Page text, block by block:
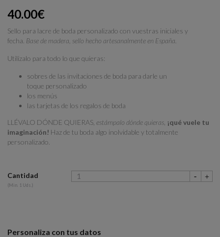
40.00€
Sello para lacre de boda personalizado con vuestras iniciales y
fecha. Base de madera, sello hecho artesanalmente en España.
Utilízalo para todo lo que quieras:
sobres de las invitaciones de boda para darle un
toque personalizado
los menús
las tarjetas de los regalos de boda
LLÉVALO DÓNDE QUIERAS, estámpalo dónde quieras ¡qué vuele tu
imaginación! Haz de tu boda algo inolvidable y totalmente
personalizado.
Cantidad
(Min. 1 Uds.)
Personaliza con tus datos